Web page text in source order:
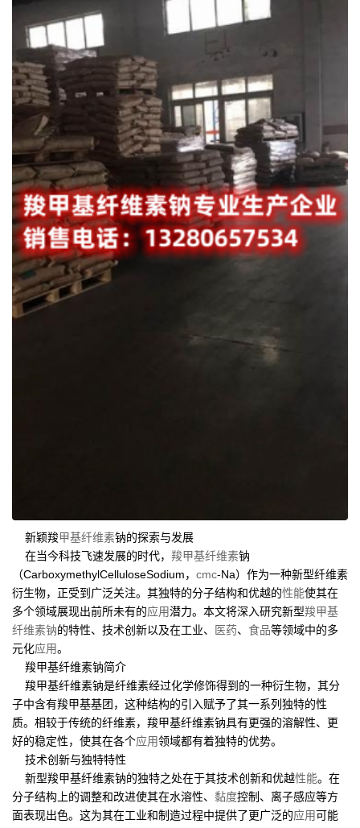
新颖羧甲基纤维素钠的探索与发展
在当今科技飞速发展的时代， 羧甲基纤维素钠
（CarboxymethylCelluloseSodium， cmc-Na）作为一种新型纤维素
衍生物，正受到广泛关注。其独特的分子结构和优越的性能使其在
多个领域展现出前所未有的应用潜力。本文将深入研究新型羧甲基
纤维素钠的特性、技术创新以及在工业、 医药、 食品等领域中的多
元化应用。
羧甲基纤维素钠简介
羧甲基纤维素钠是纤维素经过化学修饰得到的一种衍生物，其分
子中含有羧甲基基团，这种结构的引入赋予了其一系列独特的性
质。相较于传统的纤维素，羧甲基纤维素钠具有更强的溶解性、更
好的稳定性，使其在各个应用领域都有着独特的优势。
技术创新与独特特性
新型羧甲基纤维素钠的独特之处在于其技术创新和优越性能。在
分子结构上的调整和改进使其在水溶性、 黏度控制、离子感应等方
面表现出色。这为其在工业和制造过程中提供了更广泛的应用可能